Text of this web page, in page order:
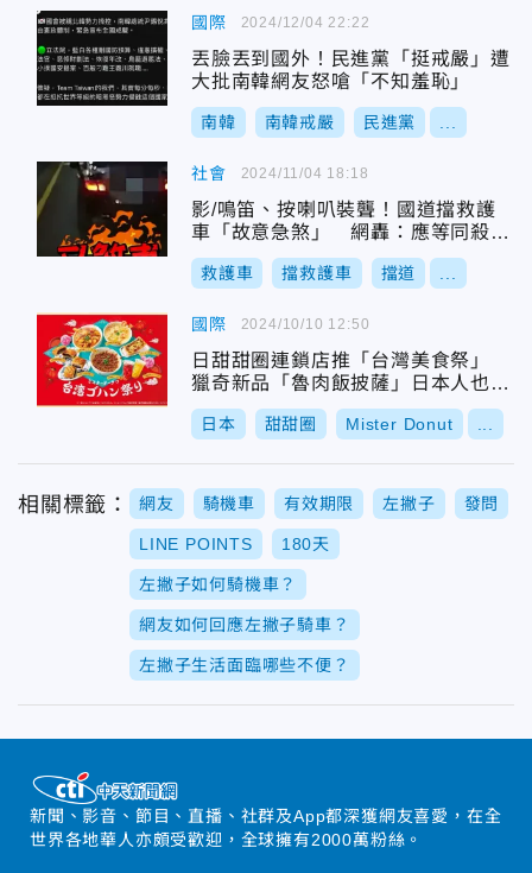
國際
丟臉丟到國外！民進黨「挺戒嚴」遭
大批南韓網友怒嗆「不知羞恥」
南韓 南韓戒嚴 民進黨
2024/12/04 22:22
社會
影/鳴笛、按喇叭裝聾！國道擋救護
車「故意急煞」 網轟：應等同殺人
罪
救護車 擋救護車 擋道
2024/11/04 18:18
國際
日甜甜圈連鎖店推「台灣美食祭」
獵奇新品「魯肉飯披薩」日本人也傻
眼
日本 甜甜圈 Mister Donut
2024/10/10 12:50
相關標籤： 網友 騎機車 有效期限 左撇子 發問
LINE POINTS 180天
左撇子如何騎機車？
網友如何回應左撇子騎車？
左撇子生活面臨哪些不便？
新聞、影音、節目、直播、社群及App都深獲網友喜愛，在全
世界各地華人亦頗受歡迎，全球擁有2000萬粉絲。